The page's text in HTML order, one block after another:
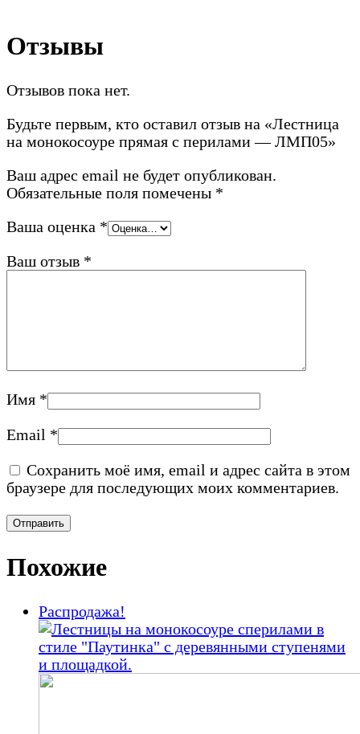
Отзывы
Отзывов пока нет.
Будьте первым, кто оставил отзыв на «Лестница
на монокосоуре прямая с перилами — ЛМП05»
Ваш адрес email не будет опубликован.
Обязательные поля помечены *
Ваша оценка *
Ваш отзыв *
Имя *
Email *
Сохранить моё имя, email и адрес сайта в этом
браузере для последующих моих комментариев.
Похожие
Распродажа!